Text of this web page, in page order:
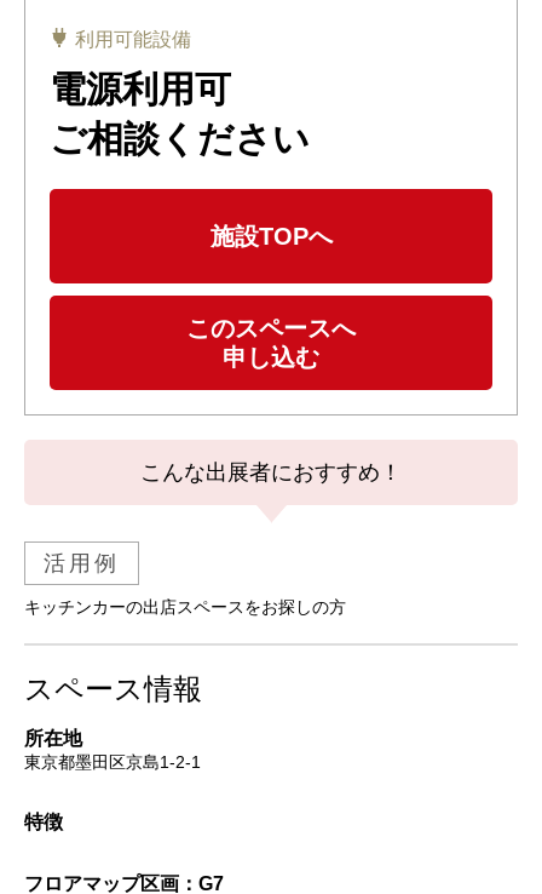
利用可能設備
電源利用可
ご相談ください
施設TOPへ
このスペースへ
申し込む
こんな出展者におすすめ！
活用例
キッチンカーの出店スペースをお探しの方
スペース情報
所在地
東京都墨田区京島1-2-1
特徴
フロアマップ区画：G7